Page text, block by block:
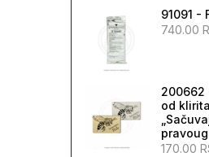
Preparati za
Oprema za
Literatura
Hrana za pčele i
Satne osnove i
Proizvodnja matica
Jenter sistem
91091 -
740.00
200662
od klirita
170.00